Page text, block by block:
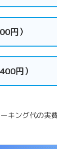
円）
円）
キング代の実